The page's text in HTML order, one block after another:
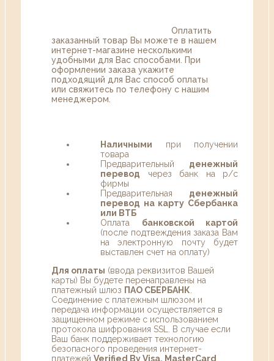
Оплатить
заказанный товар Вы можете в нашем
интернет-магазине несколькими
удобными для Вас способами. При
оформлении заказа укажите
подходящий для Вас способ оплаты
или свяжитесь по телефону с нашим
менеджером.
Наличными при получении
товара
Предварительный денежный
перевод через банк на р/с
фирмы
Предварительная денежный
перевод на карту Сбербанка
или ВТБ
Оплата банковской картой
(после подтвеждения заказа Вам
на электронную почту будет
выставлен счет на оплату)
Для оплаты (ввода реквизитов Вашей
карты) Вы будете перенаправлены на
платежный шлюз ПАО СБЕРБАНК
Соединение с платежным шлюзом и
передача информации осуществляется в
защищенном режиме с использованием
протокола шифрования SSL. В случае если
Ваш банк поддерживает технологию
безопасного проведения интернет-
платежей Verified By Visa, MasterCard